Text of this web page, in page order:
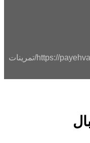
https:// تمرینات